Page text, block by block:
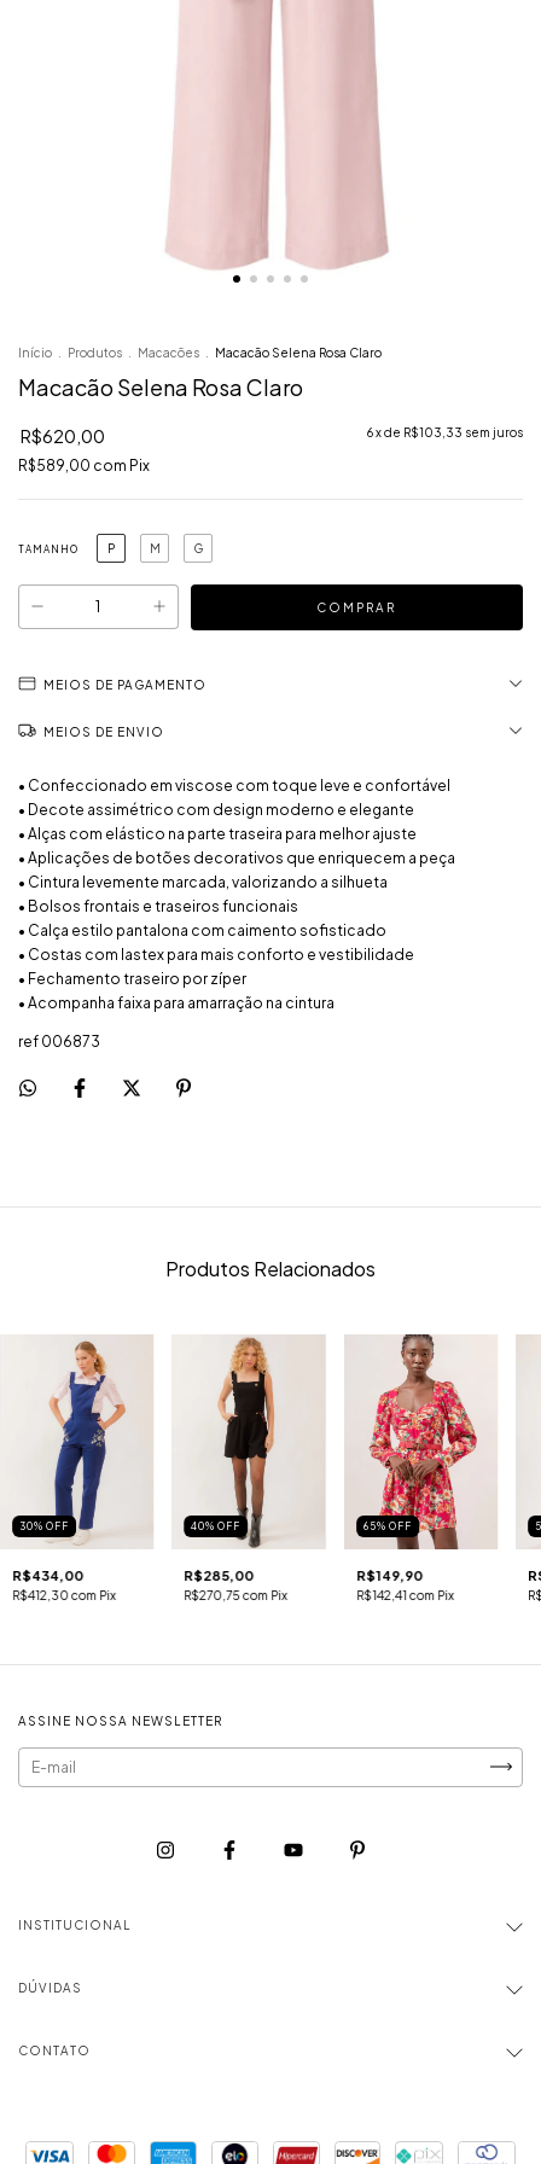
Início Produtos Macacões Macacão Selena Rosa Claro
Macacão Selena Rosa Claro
R$620,00 6x de R$103,33 sem juros
R$589,00 com Pix
TAMANHO P M G
MEIOS DE PAGAMENTO
MEIOS DE ENVIO
• Confeccionado em viscose com toque leve e confortável
• Decote assimétrico com design moderno e elegante
• Alças com elástico na parte traseira para melhor ajuste
• Aplicações de botões decorativos que enriquecem a peça
• Cintura levemente marcada, valorizando a silhueta
• Bolsos frontais e traseiros funcionais
• Calça estilo pantalona com caimento sofisticado
• Costas com lastex para mais conforto e vestibilidade
• Fechamento traseiro por zíper
• Acompanha faixa para amarração na cintura
ref 006873
Produtos Relacionados
30% OFF
R$434,00
R$412,30com Pix
40%OFF
R$285,00
R$270,75com Pix
65% OFF
R$149,90
R$142,41com Pix
ASSINE NOSSA NEWSLETTER
INSTITUCIONAL
DÚVIDAS
CONTATO